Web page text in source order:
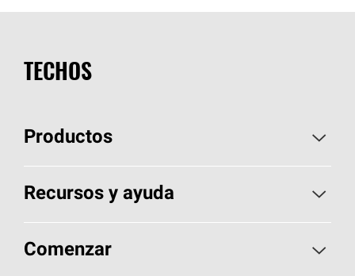
TECHOS
Productos
Elija sus tejas
Encuentre un contratista
Recursos y ayuda
Aspectos básicos sobre techos
Comenzar